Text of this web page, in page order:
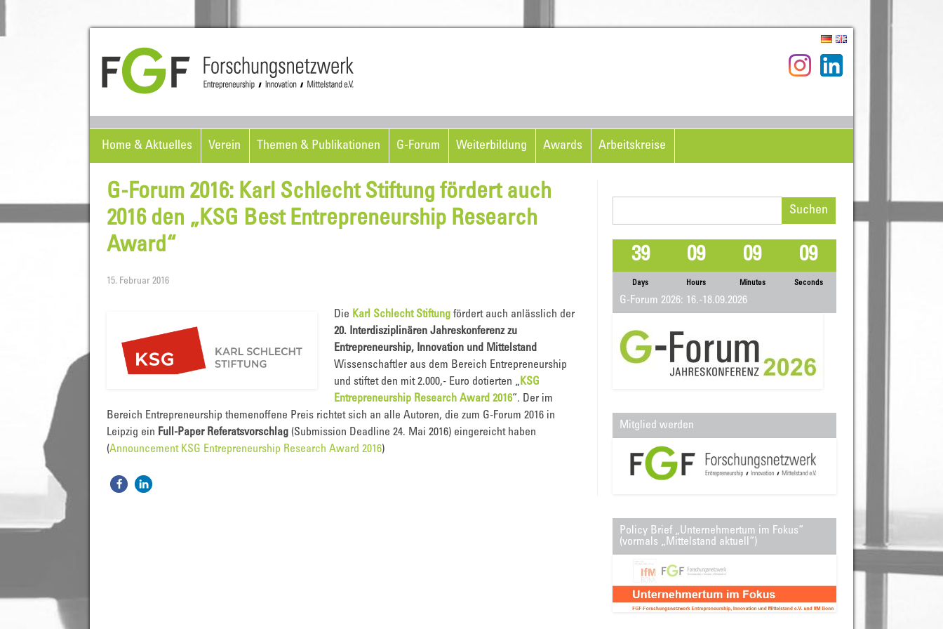
Home & Aktuelles Verein Themen & Publikationen G-Forum Weiterbildung Awards Arbeitskreise
G-Forum 2016: Karl Schlecht Stiftung fördert auch
2016 den „KSG Best Entrepreneurship Research
Award“
15. Februar 2016
Die Karl Schlecht Stiftung fördert auch anlässlich der
20. Interdisziplinären Jahreskonferenz zu
Entrepreneurship, Innovation und Mittelstand
Wissenschaftler aus dem Bereich Entrepreneurship
und stiftet den mit 2.000,- Euro dotierten „ KSG
Entrepreneurship Research Award 2016“. Der im
Bereich Entrepreneurship themenoffene Preis richtet sich an alle Autoren, die zum G-Forum 2016 in
Leipzig ein Full-Paper Referatsvorschlag (Submission Deadline 24. Mai 2016) eingereicht haben
(Announcement KSG Entrepreneurship Research Award 2016)
39
Days
09
Hours
09
Minutes
09
Seconds
G-Forum 2026: 16.-18.09.2026
Mitglied werden
Policy Brief „Unternehmertum im Fokus“
(vormals „Mittelstand aktuell“)